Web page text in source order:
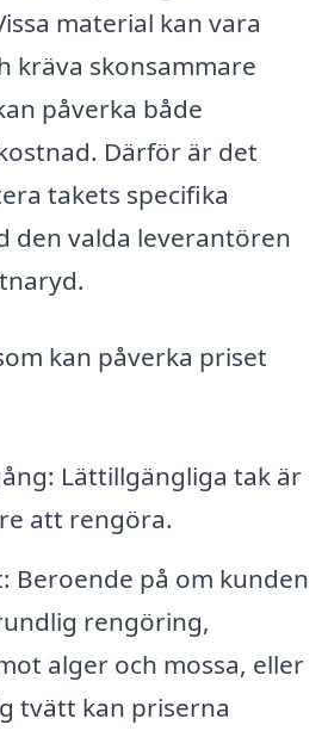
material kan vara
kräva skonsammare
påverka både
Därför är det
takets specifika
den valda leverantören
kan påverka priset
Lättillgängliga tak är
att rengöra.
Beroende på om kunden
rengöring,
alger och mossa, eller
tvätt kan priserna